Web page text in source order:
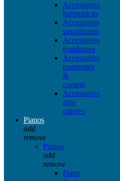
Accessoires
harmonicas
Accessoires
saxophones
Accessoires
trombones
Accessoires
trompettes
&
cornets
Accessoires
gros
cuivres
Pianos
add
remove
Pianos
add
remove
Piano